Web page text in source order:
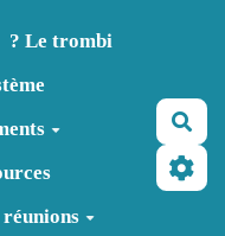
? Le trombi